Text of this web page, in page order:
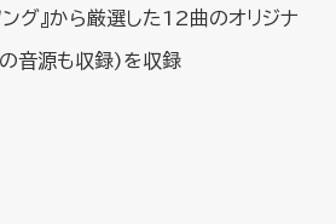
ソング』から厳選した12曲のオリジナ
音源も収録)を収録